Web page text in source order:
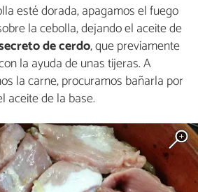
esté dorada, apagamos el fuego
la cebolla, dejando el aceite de
de cerdo, que previamente
la ayuda de unas tijeras. A
la carne, procuramos bañarla por
aceite de la base.